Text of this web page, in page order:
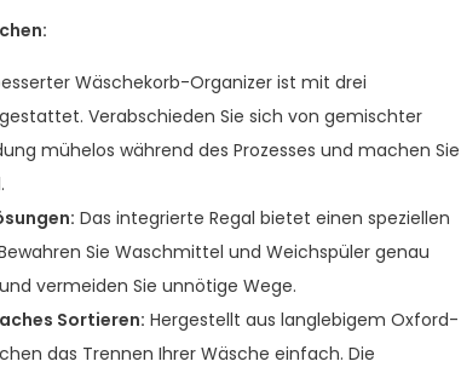
Wäschekorb-Organizer ist mit drei
Verabschieden Sie sich von gemischter
mühelos während des Prozesses und machen Sie
Das integrierte Regal bietet einen speziellen
Sie Waschmittel und Weichspüler genau
vermeiden Sie unnötige Wege.
Sortieren: Hergestellt aus langlebigem Oxford-
das Trennen Ihrer Wäsche einfach. Die